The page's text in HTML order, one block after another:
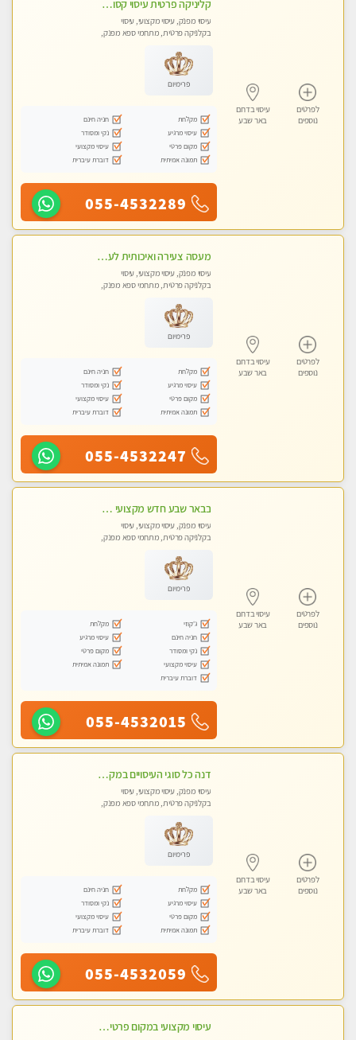
לפרטים
נוספים
עיסוי בדרום
באר שבע
קליניקה פרטית עיסוי קסום איכותי ומרגיע מידי זהב עיסוי שבדי קלאסי ורפלקסולוגיה שרות מקצועי
עיסוי מפנק, עיסוי מקצועי, עיסוי
בקלניקה פרטית, מתחמי ספא מפנק,
פרימיום
מקלחת
חניה חינם
עיסוי מרגיע
נקי ומסודר
מקום פרטי
עיסוי מקצועי
תמונה אמיתית
דוברת עיברית
055-4532289
לפרטים
נוספים
עיסוי בדרום
באר שבע
מעסה צעירה ואיכותית לעיסוי מקצועי מרגיע ומפנק VIP-מומלץ לחלוטין! פרטי! ​​​​​​ Highly recommended
עיסוי מפנק, עיסוי מקצועי, עיסוי
בקלניקה פרטית, מתחמי ספא מפנק,
פרימיום
מקלחת
חניה חינם
עיסוי מרגיע
נקי ומסודר
מקום פרטי
עיסוי מקצועי
תמונה אמיתית
דוברת עיברית
055-4532247
לפרטים
נוספים
עיסוי בדרום
באר שבע
בבאר שבע חדש מקצועי מפנק ומרגיע
עיסוי מפנק, עיסוי מקצועי, עיסוי
בקלניקה פרטית, מתחמי ספא מפנק,
פרימיום
ג'קוזי
מקלחת
חניה חינם
עיסוי מרגיע
נקי ומסודר
מקום פרטי
עיסוי מקצועי
תמונה אמיתית
דוברת עיברית
055-4532015
לפרטים
נוספים
עיסוי בדרום
באר שבע
דנה כל סוגי העיסויים במקום הכי מושלם בעיר בבאר שבע
עיסוי מפנק, עיסוי מקצועי, עיסוי
בקלניקה פרטית, מתחמי ספא מפנק,
פרימיום
מקלחת
חניה חינם
עיסוי מרגיע
נקי ומסודר
מקום פרטי
עיסוי מקצועי
תמונה אמיתית
דוברת עיברית
055-4532059
עיסוי מקצועי במקום פרטי,מפנק ומרגיע...מומלץ מאוד....ללא מין !